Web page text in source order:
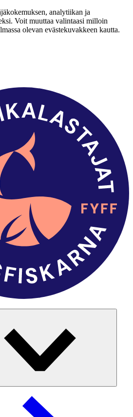
analytiikan ja
Voit muuttaa valintaasi milloin
olevan evästekuvakkeen kautta.